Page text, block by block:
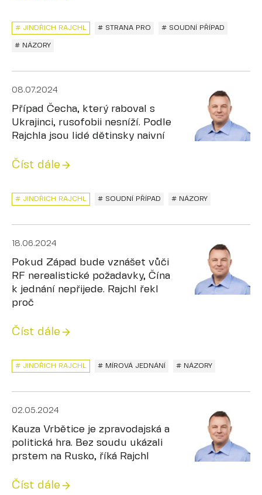
# STRANA PRO
# JINDŘICH RAJCHL # SOUDNÍ PŘÍPAD
# NÁZORY
08.07.2024
Případ Čecha, který raboval s
Ukrajinci, rusofobii nesníží. Podle
Rajchla jsou lidé dětinsky naivní
Číst dále
# SOUDNÍ PŘÍPAD
# JINDŘICH RAJCHL # NÁZORY
18.06.2024
Pokud Západ bude vznášet vůči
RF nerealistické požadavky, Čína
k jednání nepřijede. Rajchl řekl
proč
Číst dále
# MÍROVÁ JEDNÁNÍ
# JINDŘICH RAJCHL # NÁZORY
02.05.2024
Kauza Vrbětice je zpravodajská a
politická hra. Bez soudu ukázali
prstem na Rusko, říká Rajchl
Číst dále